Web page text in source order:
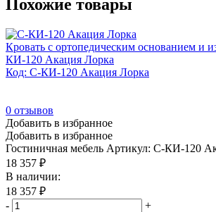
Похожие товары
Кровать с ортопедическим основанием и
КИ-120 Акация Лорка
Код: С-КИ-120 Акация Лорка
0 отзывов
Добавить в избранное
Добавить в избранное
Гостиничная мебель Артикул: С-КИ-120
18 357 ₽
В наличии:
18 357 ₽
-
+